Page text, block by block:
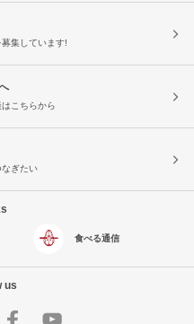
集しています!
こちらから
ぎたい
食べる通信
us